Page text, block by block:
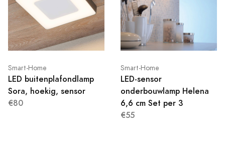
Smart-Home
LED buitenplafondlamp
Sora, hoekig, sensor
€80
Smart-Home
LED-sensor
onderbouwlamp Helena
6,6 cm Set per 3
€55